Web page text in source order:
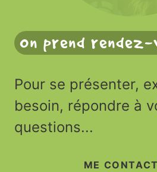
On prend rendez-
Pour se présenter,
besoin, répondre à
questions...
ME